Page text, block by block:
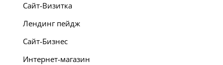
Сайт-Визитка
Лендинг пейдж
Сайт-Бизнес
Интернет-магазин